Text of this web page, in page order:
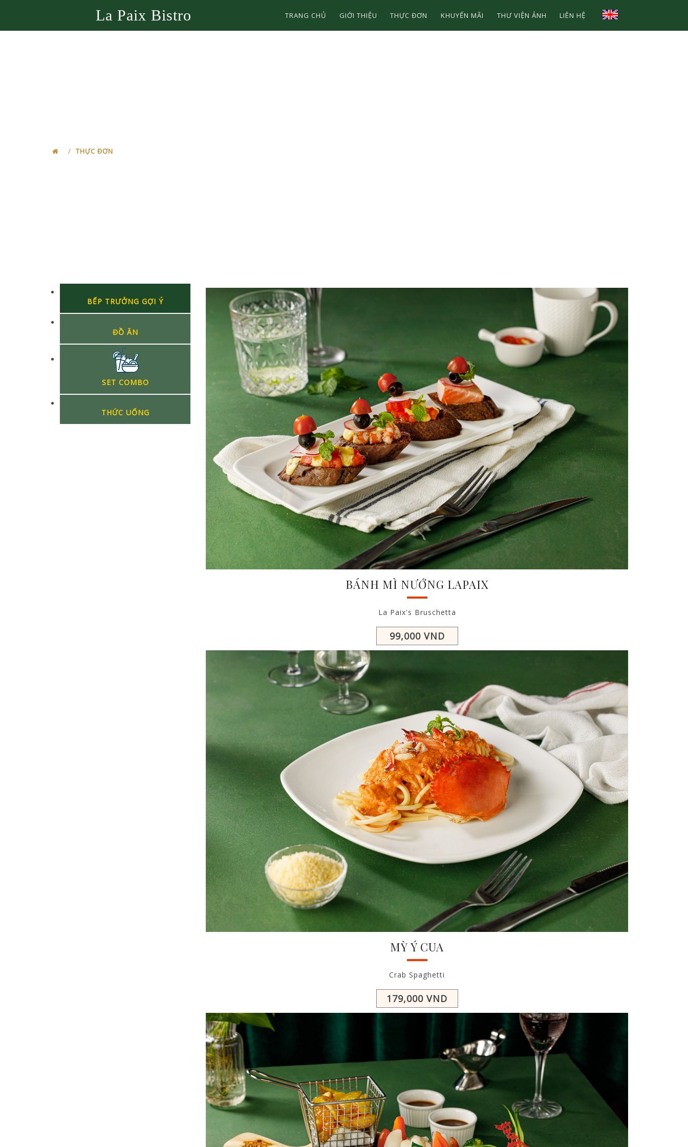
La Paix Bistro TRANG CHỦ GIỚI THIỆU THỰC ĐƠN KHUYẾN MÃI THƯ VIỆN ẢNH LIÊN HỆ
THỰC ĐƠN
BẾP TRƯỞNG GỢI Ý
ĐỒ ĂN
SET COMBO
THỨC UỐNG
BÁNH MÌ NƯỚNG LAPAIX
La Paix's Bruschetta
99,000 VND
MỲ Ý CUA
Crab Spaghetti
179,000 VND